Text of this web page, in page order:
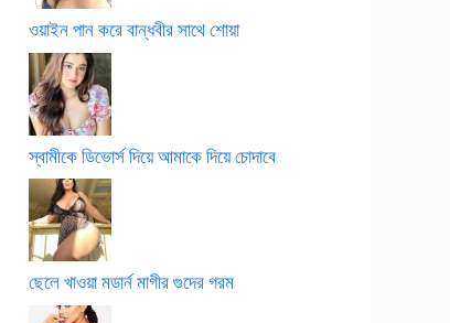
ওয়াইন পান করে বান্ধবীর সাথে শোয়া
স্বামীকে ডিভোর্স দিয়ে আমাকে দিয়ে চোদাবে
ছেলে খাওয়া মডার্ন মাগীর গুদের গরম